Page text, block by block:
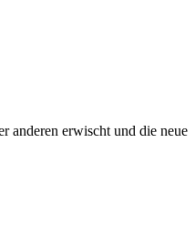
anderen erwischt und die neue